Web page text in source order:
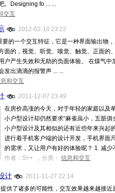
。Designing fo ... ...
交互
2012-02-10 23:22
要的一个交互特征，它是一种界面输出物
面的，视觉、听觉、嗅觉、触觉、正面的
户产生失效和无助的负面体验。 在煤气
发出滴滴的报警声 ... ...
和交互
2011-12-07 23:49
在房价高涨的今天，对于年轻的家庭以及
小户型设计却仍然要求“麻雀虽小，五脏
小户型设计及其相似的还有近些年来兴起
进行着手机客户端的设计开发，手机界面
的需求，又让用户有好的体验呢？ 1. 减少
作者：S++ ，分类： 信息和交互
计
2011-11-27 22:14
供了诸多的可能性，交互效果越来越接